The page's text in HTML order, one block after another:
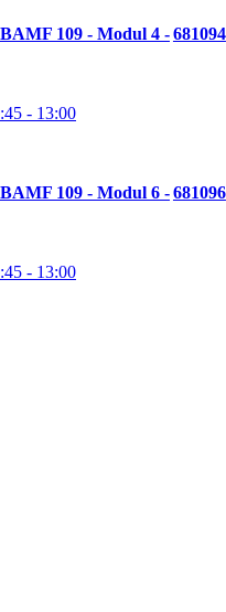
109 - Modul 4 -681094
- 13:00
109 - Modul 6 -681096
- 13:00